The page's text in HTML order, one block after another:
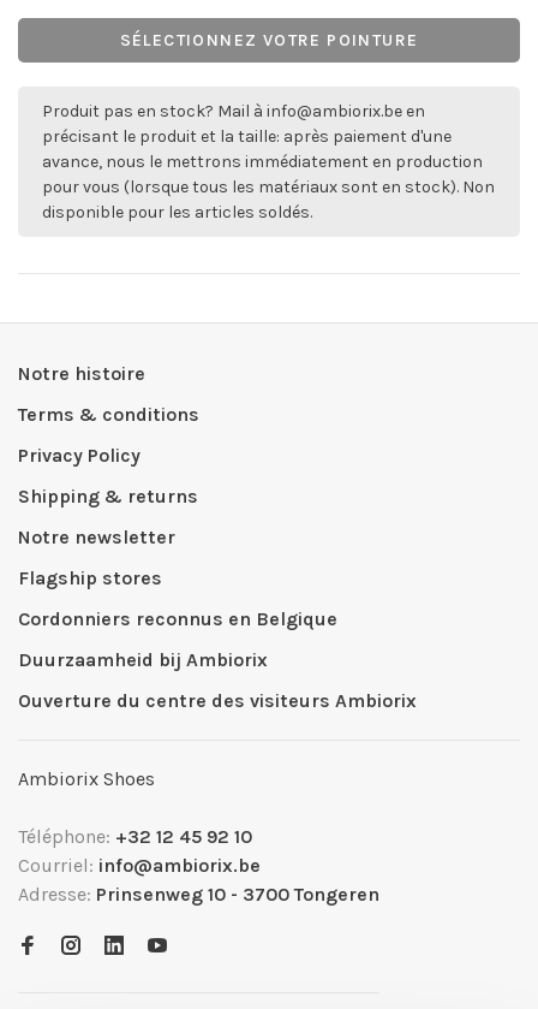
SÉLECTIONNEZ VOTRE POINTURE
Produit pas en stock? Mail à info@ambiorix.be en
précisant le produit et la taille: après paiement d'une
avance, nous le mettrons immédiatement en production
pour vous (lorsque tous les matériaux sont en stock). Non
disponible pour les articles soldés.
Notre histoire
Terms & conditions
Privacy Policy
Shipping & returns
Notre newsletter
Flagship stores
Cordonniers reconnus en Belgique
Duurzaamheid bij Ambiorix
Ouverture du centre des visiteurs Ambiorix
Ambiorix Shoes
Téléphone: +32 12 45 92 10
Courriel: info@ambiorix.be
Adresse: Prinsenweg 10 - 3700 Tongeren